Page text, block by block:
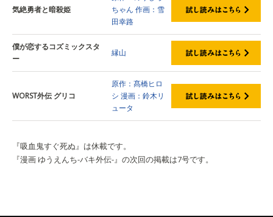
気絶勇者と暗殺姫
ちゃん 作画：雪
田幸路
僕が恋するコズミックスタ
ー
縁山
WORST外伝 グリコ
原作：髙橋ヒロ
シ 漫画：鈴木リ
ュータ
『吸血鬼すぐ死ぬ』は休載です。
『漫画 ゆうえんち-バキ外伝-』の次回の掲載は7号です。